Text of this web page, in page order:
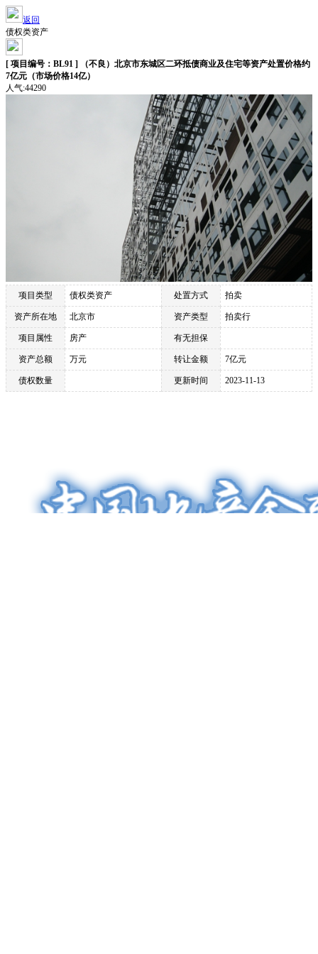
返回
债权类资产
[ 项目编号：BL91 ] （不良）北京市东城区二环抵债商业及住宅等资产处置价格约
7亿元（市场价格14亿）
人气:44290
项目类型 债权类资产 处置方式 拍卖
资产所在地 北京市 资产类型 拍卖行
项目属性 房产 有无担保
资产总额 万元 转让金额 7亿元
债权数量 更新时间 2023-11-13